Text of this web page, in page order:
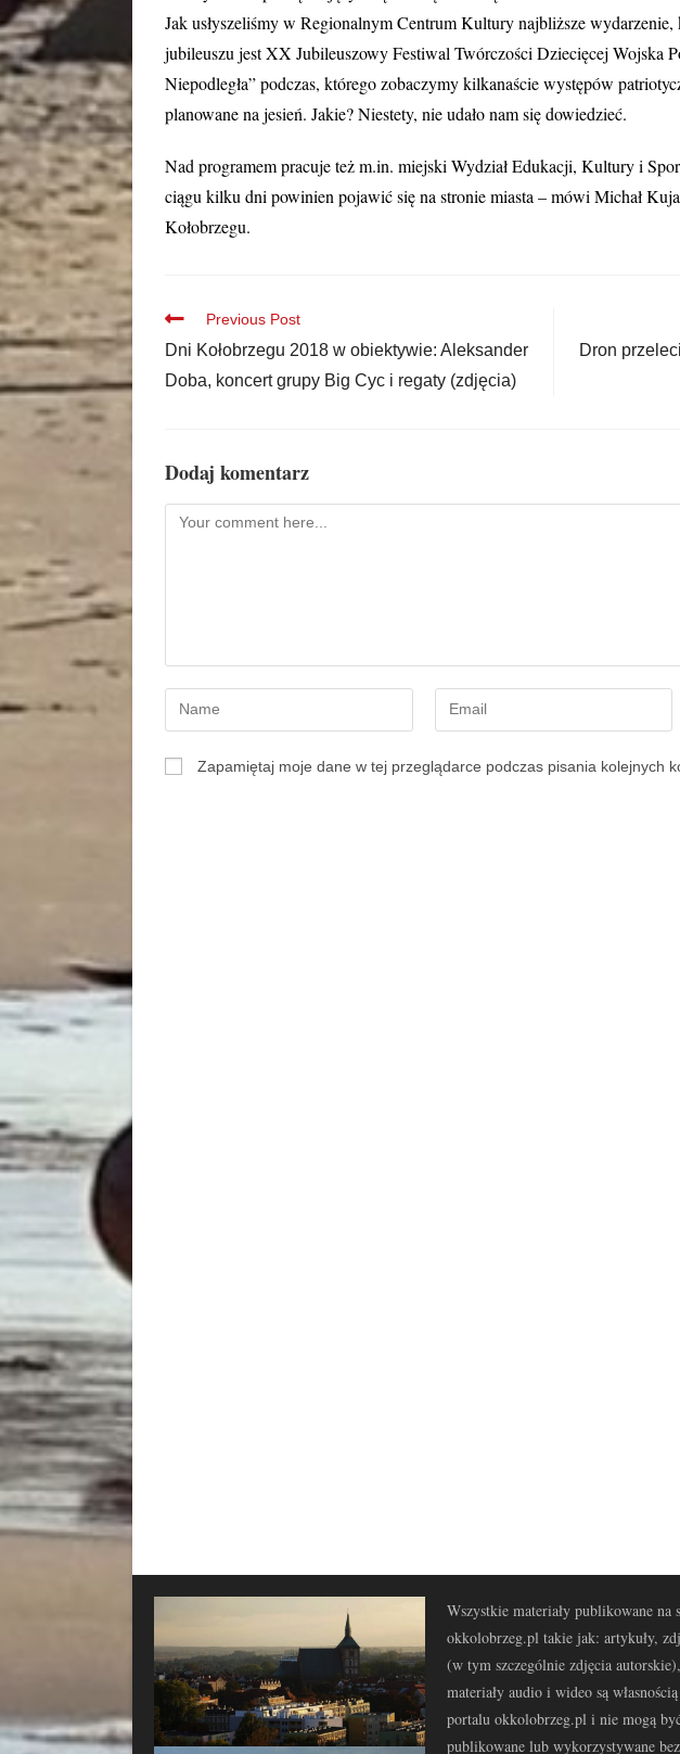
Jak usłyszeliśmy w Regionalnym Centrum Kultury najbliższe
jubileuszu jest XX Jubileuszowy Festiwal Twórczości Dziecięcej Wojska
Niepodległa” podczas, którego zobaczymy kilkanaście występów
planowane na jesień. Jakie? Niestety, nie udało nam się dowiedzieć.
Nad programem pracuje też m.in. miejski Wydział Edukacji, Kultury i
ciągu kilku dni powinien pojawić się na stronie miasta – mówi Michał
Kołobrzegu.
Previous Post
Dni Kołobrzegu 2018 w obiektywie: Aleksander
Doba, koncert grupy Big Cyc i regaty (zdjęcia)
Dron
Dodaj komentarz
Zapamiętaj moje dane w tej przeglądarce podczas pisania kolejnych
Wszystkie materiały publikowane na
okkolobrzeg.pl takie jak: artykuły,
(w tym szczególnie zdjęcia autorskie),
materiały audio i wideo są własnością
portalu okkolobrzeg.pl i nie mogą
publikowane lub wykorzystywane bez